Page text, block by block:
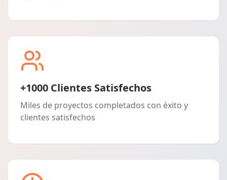
+1000 Clientes Satisfechos
Miles de proyectos completados con éxito y
clientes satisfechos